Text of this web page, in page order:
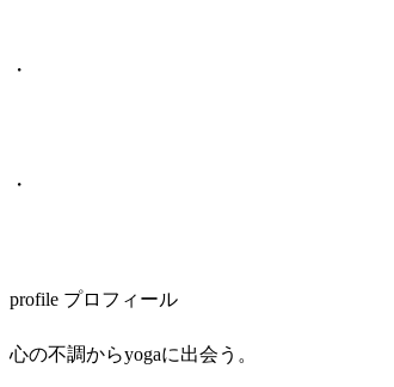
・
・
profile プロフィール
心の不調からyogaに出会う。